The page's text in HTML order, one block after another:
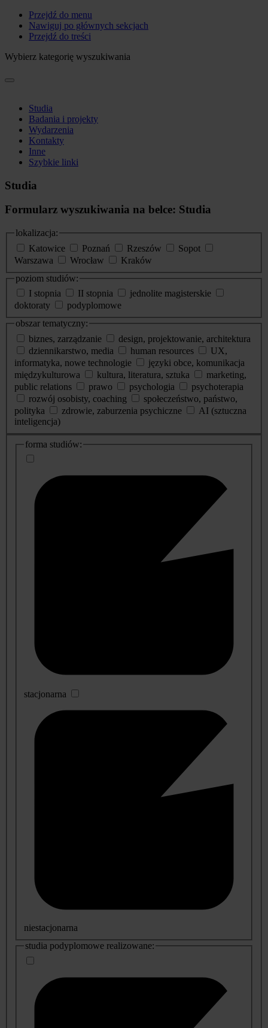
Przejdź do menu
Nawiguj po głównych sekcjach
Przejdź do treści
Wybierz kategorię wyszukiwania
Studia
Badania i projekty
Wydarzenia
Kontakty
Inne
Szybkie linki
Studia
Formularz wyszukiwania na belce: Studia
lokalizacja:
Katowice
Poznań Rzeszów
Sopot
Warszawa
Wrocław
Kraków
poziom studiów:
I stopnia
II stopnia
jednolite magisterskie
doktoraty
podyplomowe
obszar tematyczny:
biznes, zarządzanie
design, projektowanie, architektura
dziennikarstwo, media
human resources
UX,
informatyka, nowe technologie
języki obce, komunikacja
międzykulturowa
kultura, literatura, sztuka
marketing,
public relations
prawo psychologia
psychoterapia
rozwój osobisty, coaching
społeczeństwo, państwo,
polityka
zdrowie, zaburzenia psychiczne
AI (sztuczna
inteligencja)
dodatkowe
informacje
forma studiów:
stacjonarna
niestacjonarna
studia podyplomowe realizowane: